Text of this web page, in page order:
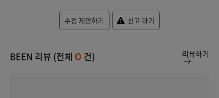
수정 제안하기 신고 하기
BEEN 리뷰 (전체 0 건) 리뷰하기